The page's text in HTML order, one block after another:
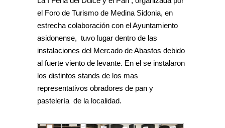
el Foro de Turismo de Medina Sidonia, en
estrecha colaboración con el Ayuntamiento
asidonense, tuvo lugar dentro de las
instalaciones del Mercado de Abastos debido
al fuerte viento de levante. En el se instalaron
los distintos stands de los mas
representativos obradores de pan y
pastelería de la localidad.